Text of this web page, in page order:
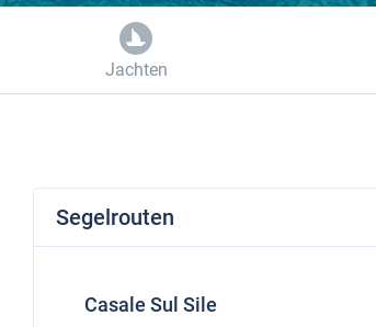
Jachten
Segelrouten
Casale Sul Sile